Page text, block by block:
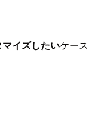
イズしたいケース